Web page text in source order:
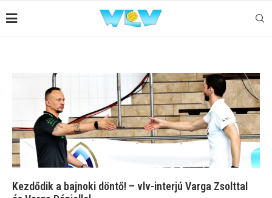
Kezdődik a bajnoki döntő! – vlv-interjú Varga Zsolttal